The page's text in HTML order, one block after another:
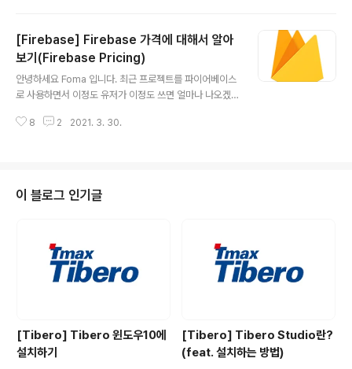
데 시작하기를 눌러주시고 테스트 모드로 데이터 베이스를
만들어주세요! 이렇게 하면 다음과 같이 데이터베이스가
세팅될거에요! Terminal 해당 프로젝트로 이동하신 뒤 팟
파일을 만들어주시고 podfile에 pod 'Firebase/Datab
ase' 를 추가해주세요. pod 'Firebase/Database' po
d install을 해줍니다. 설치가 완료되면 아래..
[Firebase] Firebase 가격에 대해서 알아
보기(Firebase Pricing)
안녕하세요 Foma 입니다. 최근 프로젝트를 파이어베이스
로 사용하면서 이정도 유저가 이정도 쓰면 얼마나 나오겠
베이스의 가격이 얼만큼 측정되는지 정리해보려고 합니다.
ntication 전화 인증 무료 요금제 월 1만번 무료제공 종량
제 요금제 인증 1회당 0.06$(68원) Cloud Firestore
량제 요금제 1기가당 0.192$(200원) 쓰기: 10만번 당
8 2 2021. 3. 30.
이 블로그 인기글
[Tibero] Tibero 윈도우10에
설치하기
[Tibero] Tibero Studio란?
(feat. 설치하는 방법)